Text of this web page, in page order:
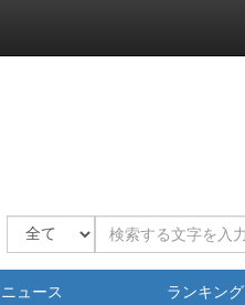
ニュース ランキング